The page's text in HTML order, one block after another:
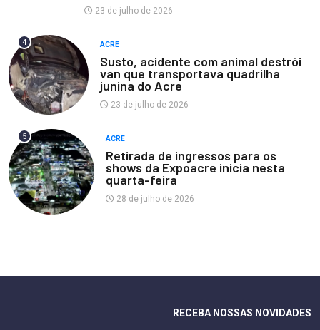
23 de julho de 2026
4 ACRE
Susto, acidente com animal destrói
van que transportava quadrilha
junina do Acre
23 de julho de 2026
5 ACRE
Retirada de ingressos para os
shows da Expoacre inicia nesta
quarta-feira
28 de julho de 2026
RECEBA NOSSAS NOVIDADES